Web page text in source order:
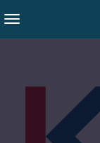
Toggle
navigation